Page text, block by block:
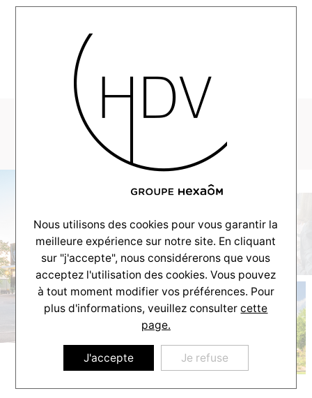
DSCF3718
Nous utilisons des cookies pour vous garantir la
meilleure expérience sur notre site. En cliquant
sur "j'accepte", nous considérerons que vous
acceptez l'utilisation des cookies. Vous pouvez
à tout moment modifier vos préférences. Pour
plus d'informations, veuillez consultercette
page.
J'accepte Je refuse